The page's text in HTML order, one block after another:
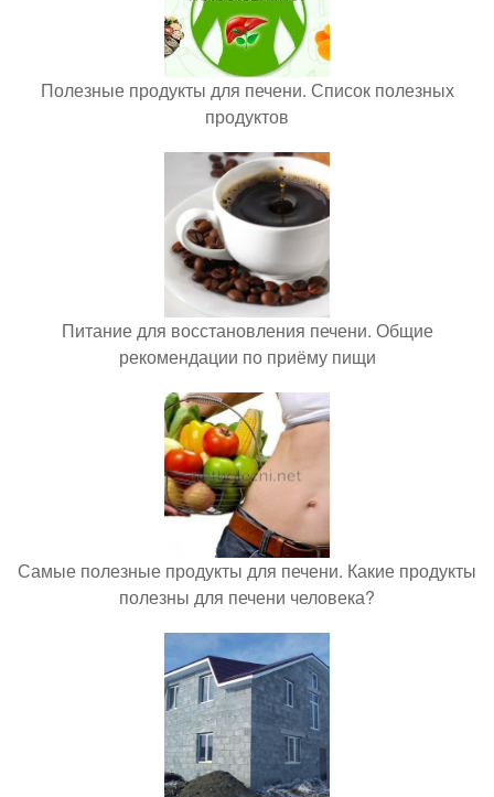
Полезные продукты для печени. Список полезных
продуктов
Питание для восстановления печени. Общие
рекомендации по приёму пищи
Самые полезные продукты для печени. Какие продукты
полезны для печени человека?